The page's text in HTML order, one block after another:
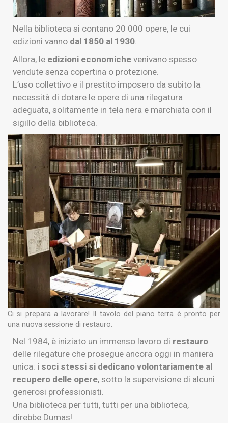
Nella biblioteca si contano 20 000 opere, le cui
edizioni vanno dal 1850 al 1930
Allora, le edizioni economiche venivano spesso
vendute senza copertina o protezione.
L’uso collettivo e il prestito imposero da subito la
necessità di dotare le opere di una rilegatura
adeguata, solitamente in tela nera e marchiata con il
sigillo della biblioteca.
Ci si prepara a lavorare! Il tavolo del piano terra è pronto per
una nuova sessione di restauro.
Nel 1984, è iniziato un immenso lavoro di restauro
delle rilegature che prosegue ancora oggi in maniera
unica: i soci stessi si dedicano volontariamente al
recupero delle opere, sotto la supervisione di alcuni
generosi professionisti.
Una biblioteca per tutti, tutti per una biblioteca,
direbbe Dumas!